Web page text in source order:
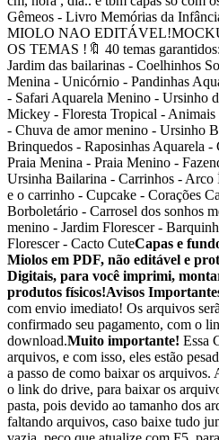
Gêmeos - Livro Memórias da
MIOLO NAO
OS TEMAS !🔖 40 temas
Jardim das bailarinas - Coelhinhos
Menina - Unicórnio - Pandinhas
- Safari Aquarela Menino - Ursinho
Mickey - Floresta Tropical -
- Chuva de amor menino - Ursinho
Brinquedos - Raposinhas Aquarela
Praia Menina - Praia Menino -
Ursinha Bailarina - Carrinhos - Arco
e o carrinho - Cupcake - Corações
Borboletário - Carrosel dos sonhos
menino - Jardim Florescer -
Florescer - Cacto CuteCapas e
Miolos em PDF, não editável e
Digitais, para você imprimi,
produtos físicos!Avisos
com envio imediato! Os arquivos
confirmado seu pagamento, com o
download.Muito importante! Essa
arquivos, e com isso, eles estão
a passo de como baixar os arquivos.
o link do drive, para baixar os
pasta, pois devido ao tamanho dos
faltando arquivos, caso baixe tudo